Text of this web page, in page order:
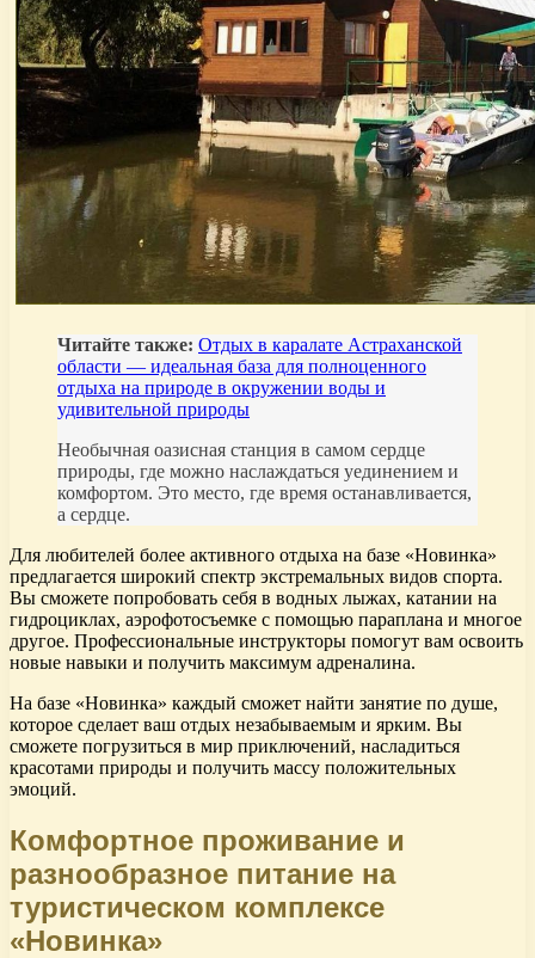
Читайте также: Отдых в каралате Астраханской
области — идеальная база для полноценного
отдыха на природе в окружении воды и
удивительной природы
Необычная оазисная станция в самом сердце
природы, где можно наслаждаться уединением и
комфортом. Это место, где время останавливается,
а сердце.
Для любителей более активного отдыха на базе «Новинка»
предлагается широкий спектр экстремальных видов спорта.
Вы сможете попробовать себя в водных лыжах, катании на
гидроциклах, аэрофотосъемке с помощью параплана и многое
другое. Профессиональные инструкторы помогут вам освоить
новые навыки и получить максимум адреналина.
На базе «Новинка» каждый сможет найти занятие по душе,
которое сделает ваш отдых незабываемым и ярким. Вы
сможете погрузиться в мир приключений, насладиться
красотами природы и получить массу положительных
эмоций.
Комфортное проживание и
разнообразное питание на
туристическом комплексе
«Новинка»